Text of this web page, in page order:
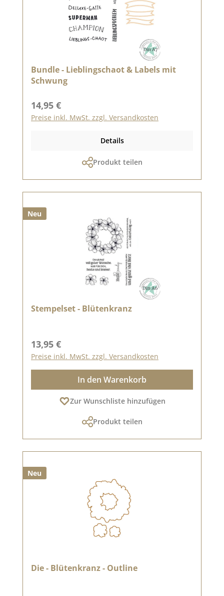
Bundle - Lieblingschaot & Labels mit
Schwung
Regulärer Preis:
14,95 €
Preise inkl. MwSt. zzgl. Versandkosten
Details
Produkt teilen
Neu
Stempelset - Blütenkranz
Regulärer Preis:
13,95 €
Preise inkl. MwSt. zzgl. Versandkosten
In den Warenkorb
Zur Wunschliste hinzufügen
Produkt teilen
Neu
Die - Blütenkranz - Outline